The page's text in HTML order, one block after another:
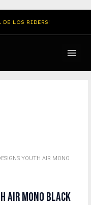
LOS RIDERS!
MENU
YOUTH AIR MONO
AIR MONO BLACK